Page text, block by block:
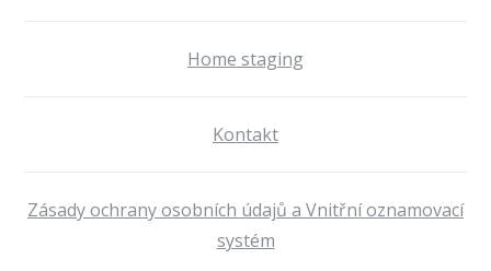
Home staging
Kontakt
Zásady ochrany osobních údajů a Vnitřní oznamovací
systém